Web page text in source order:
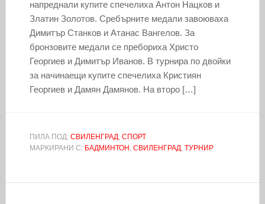
напреднали купите спечелиха Антон Нацков и
Златин Золотов. Сребърните медали завоюваха
Димитър Станков и Атанас Вангелов. За
бронзовите медали се пребориха Христо
Георгиев и Димитър Иванов. В турнира по двойки
за начинаещи купите спечелиха Кристиян
Георгиев и Дамян Дамянов. На второ […]
ПИЛА ПОД: СВИЛЕНГРАД, СПОРТ
МАРКИРАНИ С: БАДМИНТОН , СВИЛЕНГРАД, ТУРНИР